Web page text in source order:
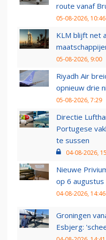
route vanaf
05-08-2026, 10:46
KLM blijft net
05-08-2026, 9:00
Riyadh Air
opnieuw drie
05-08-2026, 7:29
Directie
Portugese
te sussen
04-08-2026,
Nieuwe
op 6 augustus
04-08-2026, 14:46
Groningen
Esbjerg: